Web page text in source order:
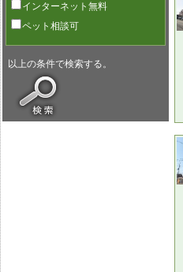
インターネット無料
ペット相談可
以上の条件で検索する。